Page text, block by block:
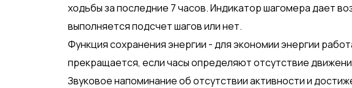
ходьбы за последние 7 часов. Индикатор шагомера дает
выполняется подсчет шагов или нет.
Функция сохранения энергии - для экономии энергии
прекращается, если часы определяют отсутствие
Звуковое напоминание об отсутствии активности и